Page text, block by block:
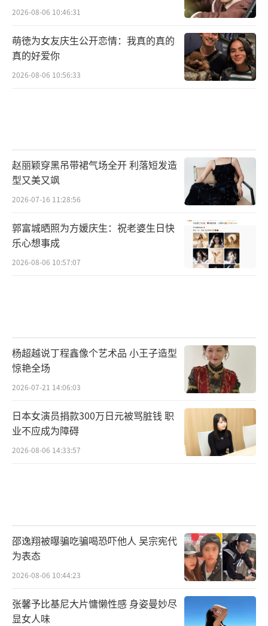
2026-08-06 10:46:31
萌徳为女友庆生公开恋情：我真的真的
真的好爱你
2026-08-06 10:56:33
赵丽颖穿黑吊带裙气场全开 利落短发造
型又美又飒
2026-07-16 11:28:56
郭富城晒照为方媛庆生：祝老婆生日快
乐心想事成
2026-08-06 10:57:07
杨超越说丁程鑫像个艺术品 小王子造型
惊艳全场
2026-07-21 14:06:03
日本女演员捐款300万日元被骂脏钱 职
业不应成为障碍
2026-08-06 14:33:57
邵逸翔被曝骗吃骗喝恐吓他人 吴宗宪代
为表态
2026-08-06 10:44:23
张馨予比基尼大片慵懒性感 身姿曼妙尽
显女人味